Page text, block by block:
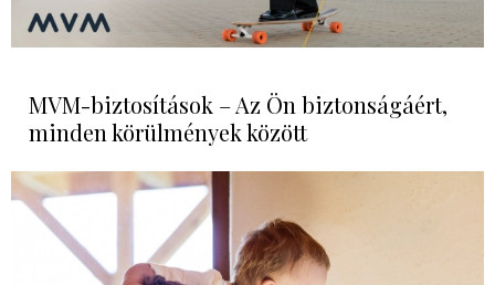
MVM-biztosítások – Az Ön biztonságáért,
minden körülmények között